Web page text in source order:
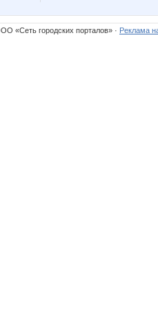
«Сеть городских порталов» · Реклама